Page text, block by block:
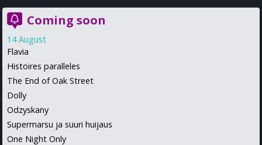
Coming soon
14 August
Flavia
Histoires paralleles
The End of Oak Street
Dolly
Odzyskany
Supermarsu ja suuri huijaus
One Night Only